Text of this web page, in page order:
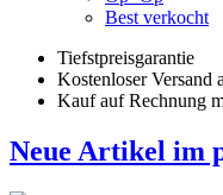
Best verkocht
Tiefstpreisgarantie
Kostenloser Versand
Kauf auf Rechnung
Neue Artikel im